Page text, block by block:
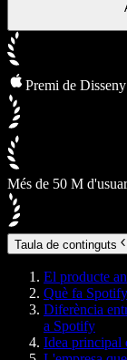
Premi de
Més de 50 M
Taula de continguts
El producte
Què fa
Diferència
a Spotify
Idea principal